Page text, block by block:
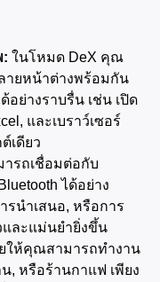
: ในโหมด DeX คุณ
ายหน้าต่างพร้อมกัน
ย่างราบรื่น เช่น เปิด
และเบราว์เซอร์
เดียว
ารถเชื่อมต่อกับ
ได้อย่าง
รนำเสนอ, หรือการ
และแม่นยำยิ่งขึ้น
ให้คุณสามารถทำงาน
, หรือร้านกาแฟ เพียง